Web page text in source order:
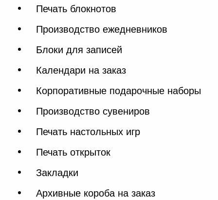
Печать блокнотов
Производство ежедневников
Блоки для записей
Календари на заказ
Корпоративные подарочные наборы
Производство сувениров
Печать настольных игр
Печать открыток
Закладки
Архивные короба на заказ